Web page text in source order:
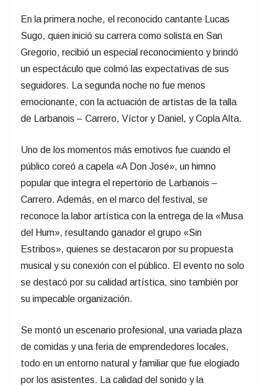
del Hum», resultando ganador el grupo «Sin
Estribos», quienes se destacaron por su propuesta
musical y su conexión con el público. El evento no solo
se destacó por su calidad artística, sino también por
su impecable organización.
Se montó un escenario profesional, una variada plaza
por los asistentes. La calidad del sonido y la
iluminación, a cargo de la empresa «La Viola»,
también fue un punto alto del festival.
El Rotary Club de San Gregorio de Polanco reafirma
su compromiso con la comunidad y destinará los
fondos recaudados a las diversas obras sociales que
realiza durante todo el año en la localidad. El éxito de
esta 30ª edición del festival es un testimonio del
a San Gregorio de Polanco.